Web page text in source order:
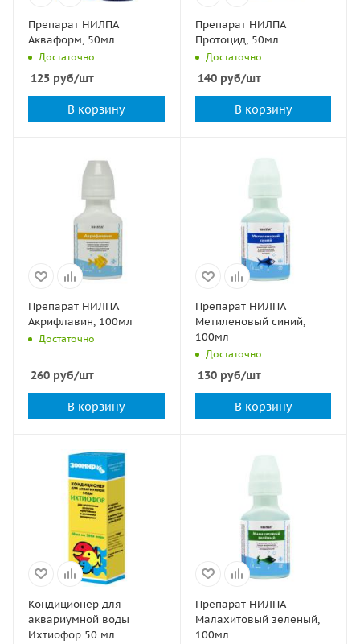
Препарат НИЛПА
Акваформ, 50мл
Достаточно
125 руб/шт
В корзину
Препарат НИЛПА
Протоцид, 50мл
Достаточно
140руб/шт
В корзину
Препарат НИЛПА
Акрифлавин, 100мл
Достаточно
260 руб/шт
В корзину
Препарат НИЛПА
Метиленовый синий,
100мл
Достаточно
130руб/шт
В корзину
Кондиционер для
аквариумной воды
Ихтиофор 50 мл
Препарат НИЛПА
Малахитовый зеленый,
100мл